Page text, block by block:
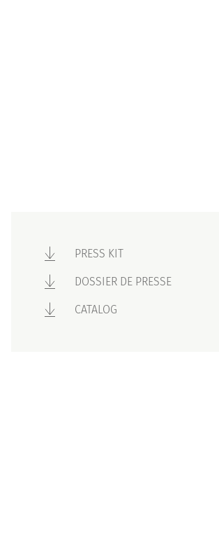
PRESS KIT
DOSSIER DE PRESSE
CATALOG